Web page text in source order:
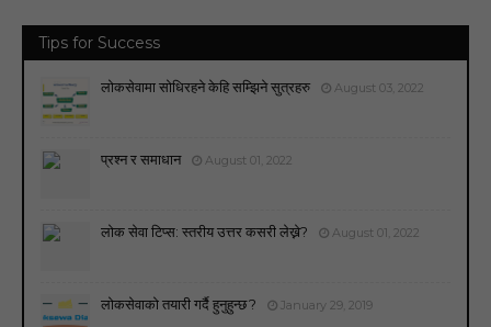
Tips for Success
लोकसेवामा सोधिरहने केहि सम्झिने सुत्रहरु August 03, 2022
प्रश्न र समाधान August 01, 2022
लोक सेवा टिप्स: स्तरीय उत्तर कसरी लेख्ने? August 01, 2022
लोकसेवाको तयारी गर्दै हुनुहुन्छ ? January 29, 2019